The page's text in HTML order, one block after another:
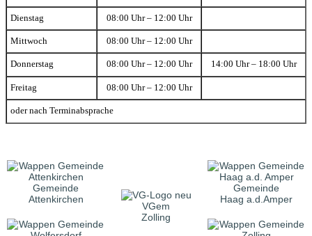
Dienstag 08:00 Uhr – 12:00 Uhr
Mittwoch 08:00 Uhr – 12:00 Uhr
Donnerstag 08:00 Uhr – 12:00 Uhr 14:00 Uhr – 18:00 Uhr
Freitag 08:00 Uhr – 12:00 Uhr
oder nach Terminabsprache
Gemeinde
Attenkirchen
VGem
Zolling
Gemeinde
Haag a.d.Amper